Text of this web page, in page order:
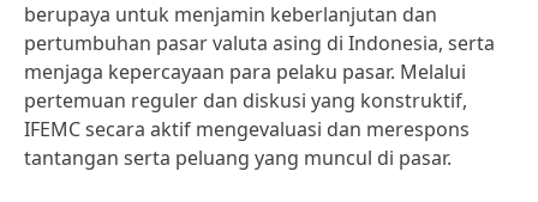
berupaya untuk menjamin keberlanjutan dan
pertumbuhan pasar valuta asing di Indonesia, serta
menjaga kepercayaan para pelaku pasar. Melalui
pertemuan reguler dan diskusi yang konstruktif,
IFEMC secara aktif mengevaluasi dan merespons
tantangan serta peluang yang muncul di pasar.